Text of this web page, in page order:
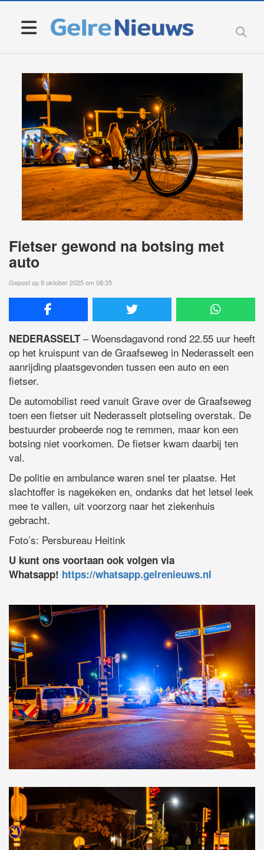
Fietser gewond na botsing met
auto
Gepost op 9 oktober 2025 om 08:35
NEDERASSELT– Woensdagavond rond 22.55 uur heeft
op het kruispunt van de Graafseweg in Nederasselt een
aanrijding plaatsgevonden tussen een auto en een
fietser.
De automobilist reed vanuit Grave over de Graafseweg
toen een fietser uit Nederasselt plotseling overstak. De
bestuurder probeerde nog te remmen, maar kon een
botsing niet voorkomen. De fietser kwam daarbij ten
val.
De politie en ambulance waren snel ter plaatse. Het
slachtoffer is nagekeken en, ondanks dat het letsel leek
mee te vallen, uit voorzorg naar het ziekenhuis
gebracht.
Foto’s: Persbureau Heitink
U kunt ons voortaan ook volgen via
Whatsapp! https://whatsapp.gelrenieuws.nl